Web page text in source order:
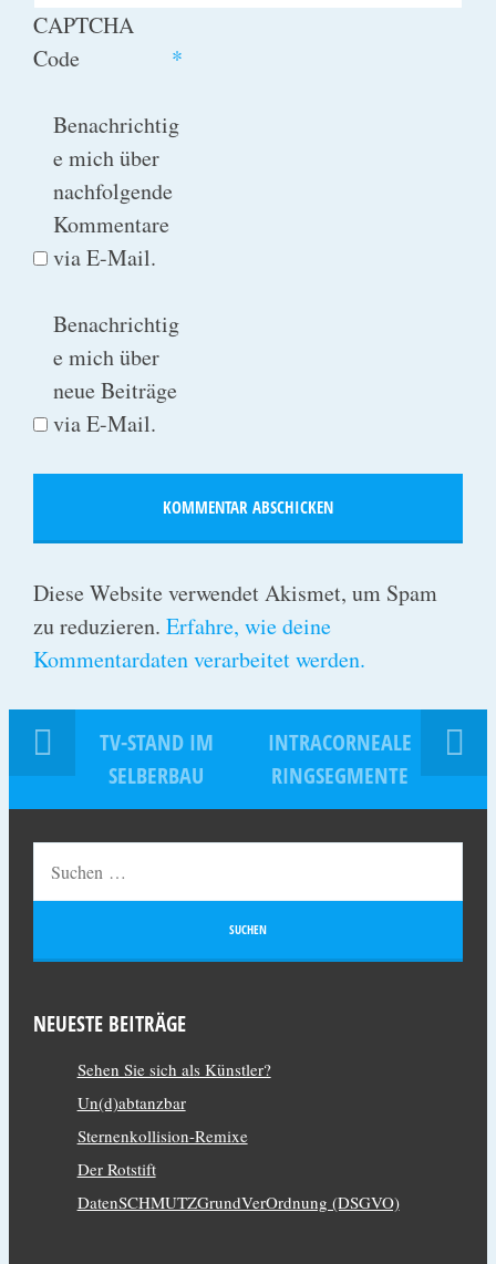
CAPTCHA
Code
*
Benachrichtig
e mich über
nachfolgende
Kommentare
via E-Mail.
Benachrichtig
e mich über
neue Beiträge
via E-Mail.
Diese Website verwendet Akismet, um Spam
zu reduzieren. Erfahre, wie deine
Kommentardaten verarbeitet werden.
TV-STAND IM
SELBERBAU
INTRACORNEALE
RINGSEGMENTE
NEUESTE BEITRÄGE
Sehen Sie sich als Künstler?
Un(d)abtanzbar
Sternenkollision-Remixe
Der Rotstift
DatenSCHMUTZGrundVerOrdnung (DSGVO)